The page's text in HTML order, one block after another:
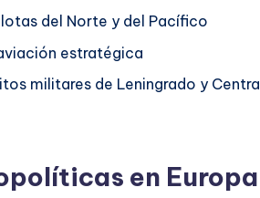
del Norte y del Pacífico
estratégica
militares de Leningrado y Central
en Europa